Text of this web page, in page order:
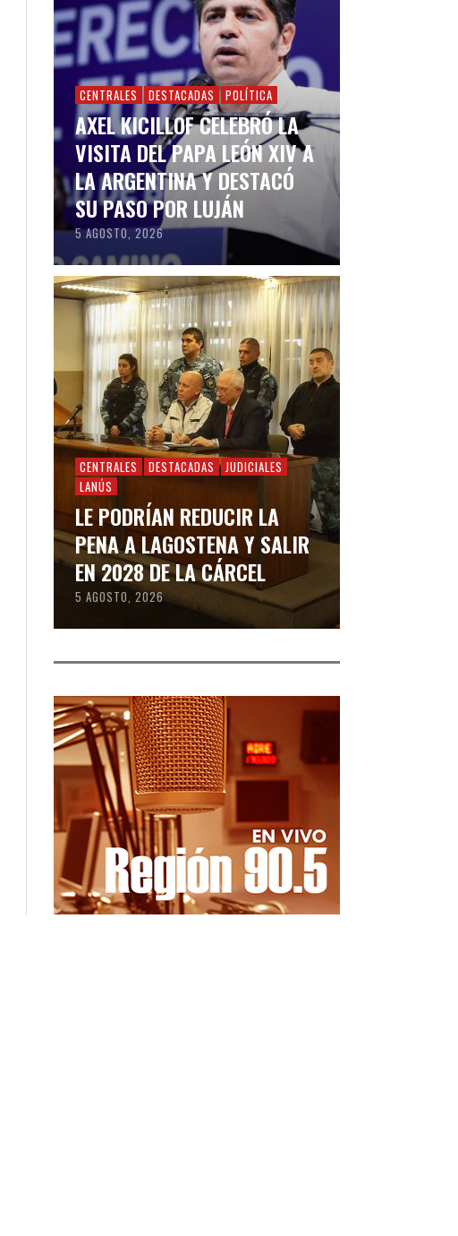
CENTRALES DESTACADAS POLÍTICA
AXEL KICILLOF CELEBRÓ LA
VISITA DEL PAPA LEÓN XIV A
LA ARGENTINA Y DESTACÓ
SU PASO POR LUJÁN
5 AGOSTO, 2026
CENTRALES DESTACADAS
JUDICIALES
LANÚS
LE PODRÍAN REDUCIR LA
PENA A LAGOSTENA Y SALIR
EN 2028 DE LA CÁRCEL
5 AGOSTO, 2026